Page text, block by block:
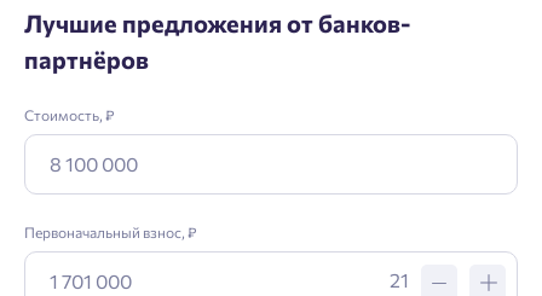
Лучшие предложения от банков-
партнёров
Стоимость, ₽
Первоначальный взнос, ₽
21